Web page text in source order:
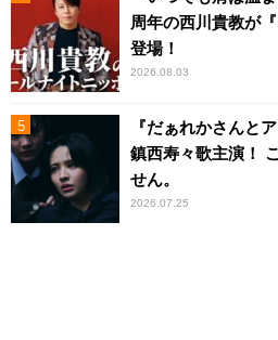
周年の西川貴教が
登場！
2026.08.03
『だぁれかさんと
鎮西寿々歌主演！
せん。
2026.07.25